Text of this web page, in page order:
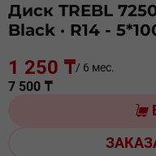
Диск TREBL
Black · R14 -
1 250 ₸/ 6 мес.
7 500 ₸